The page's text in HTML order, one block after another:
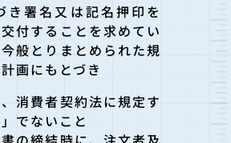
き署名又は記名押印を
付することを求めてい
般とりまとめられた規
画にもとづき
消費者契約法に規定す
でないこと